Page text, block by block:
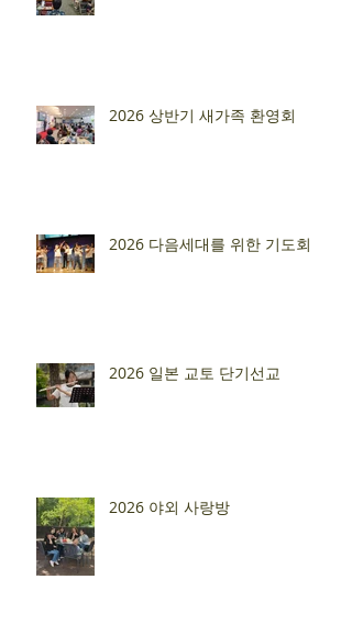
2026 상반기 새가족 환영회
2026 다음세대를 위한 기도회
2026 일본 교토 단기선교
2026 야외 사랑방